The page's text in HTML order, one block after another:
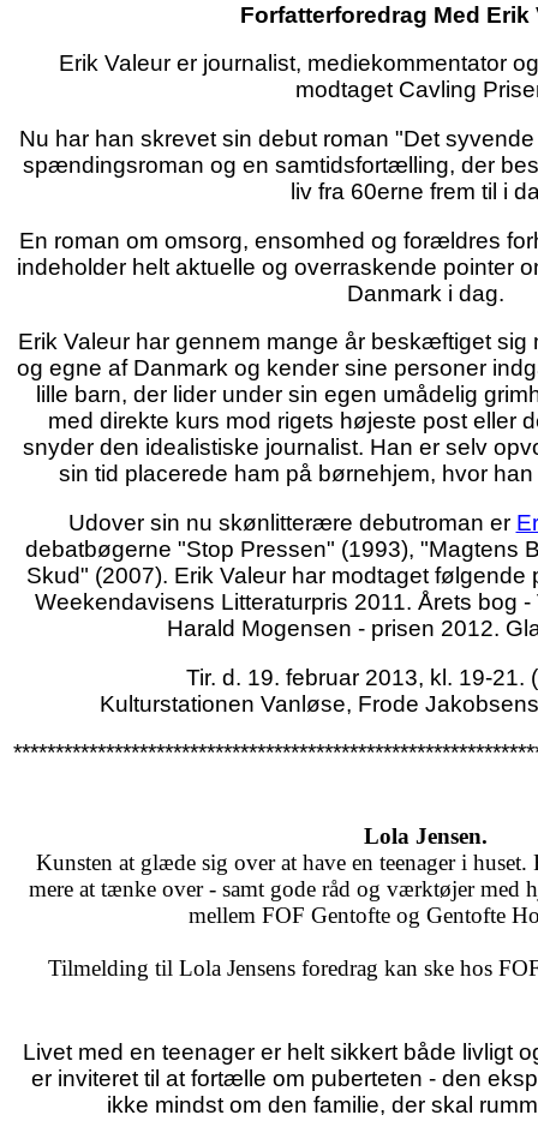
Forfatterforedrag Med Erik
Erik Valeur er journalist, mediekommentator
modtaget Cavling
Nu har han skrevet sin debut roman "Det
spændingsroman og en samtidsfortælling, der
liv fra 60erne frem til i
En roman om omsorg, ensomhed og forældres
indeholder helt aktuelle og overraskende pointer
Danmark i dag.
Erik Valeur har gennem mange år beskæftiget sig
og egne af Danmark og kender sine personer
lille barn, der lider under sin egen umådelig
med direkte kurs mod rigets højeste post eller
snyder den idealistiske journalist. Han er selv
sin tid placerede ham på børnehjem, hvor
Udover sin nu skønlitterære debutroman er
debatbøgerne "Stop Pressen" (1993), "Magtens
Skud" (2007). Erik Valeur har modtaget følgende
Weekendavisens Litteraturpris 2011. Årets bog
Harald Mogensen - prisen 2012.
Tir. d. 19. februar 2013, kl. 19-21.
Kulturstationen Vanløse, Frode
Lola Jensen.
Kunsten at glæde sig over at have en teenager i huset.
mere at tænke over - samt gode råd og værktøjer med
mellem FOF Gentofte og Gentofte
Tilmelding til Lola Jensens foredrag kan ske hos
Livet med en teenager er helt sikkert både livligt
er inviteret til at fortælle om puberteten - den
ikke mindst om den familie, der skal